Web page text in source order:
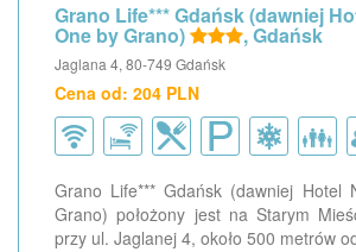
Grano Life*** Gdańsk (dawniej
One by Grano) , Gdańsk
Jaglana 4, 80-749 Gdańsk
Cena od: 204 PLN
Grano Life*** Gdańsk (dawniej Hotel
Grano) położony jest na Starym
przy ul. Jaglanej 4, około 500 metrów